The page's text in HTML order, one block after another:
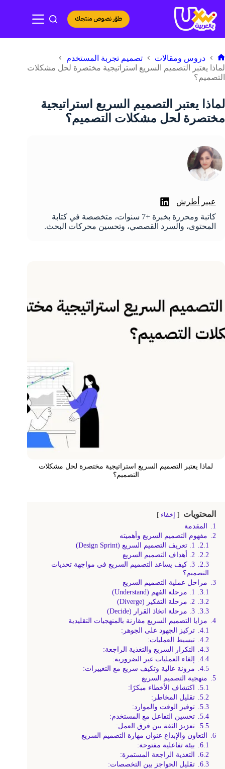
إلى
المحتوى
طوّر نصوص منتجك
الرئيسية
دروس ومقالات
تصميم تجربة المستخدم
لماذا يعتبر التصميم السريع استراتيجية مختصرة لحل مشكلات
التصميم؟
لماذا يعتبر التصميم السريع استراتيجية
مختصرة لحل مشكلات التصميم؟
عبير أطرش
كاتبة ومحررة بخبرة +7 سنوات، متخصصة في كتابة
المحتوى، والسرد القصصي، وتحسين محركات البحث.
لماذا يعتبر التصميم السريع استراتيجية مختصرة لحل مشكلات
التصميم؟
المحتويات إخفاء
1.
المقدمة
2.
مفهوم التصميم السريع وأهميته
2.1.
1. تعريف التصميم السريع (Design Sprint)
2.2.
2. أهداف التصميم السريع
2.3.
3. كيف يساعد التصميم السريع في مواجهة تحديات
التصميم؟
3.
مراحل عملية التصميم السريع
3.1.
1. مرحلة الفهم (Understand)
3.2.
2. مرحلة التفكير (Diverge)
3.3.
3. مرحلة اتخاذ القرار (Decide)
4.
مزايا التصميم السريع مقارنة بالمنهجيات التقليدية
4.1.
تركيز الجهود على الجوهر:
4.2.
تبسيط العمليات:
4.3.
التكرار السريع والتغذية الراجعة:
4.4.
إلغاء العمليات غير الضرورية:
4.5.
مرونة عالية وتكيف سريع مع التغييرات:
5.
منهجية التصميم السريع
5.1.
اكتشاف الأخطاء مبكرًا:
5.2.
تقليل المخاطر:
5.3.
توفير الوقت والموارد:
5.4.
تحسين التفاعل مع المستخدم:
5.5.
تعزيز الثقة بين فرق العمل:
6.
التعاون والإبداع عنوان مهارة التصميم السريع
6.1.
بيئة تفاعلية مفتوحة:
6.2.
التغذية الراجعة المستمرة:
6.3.
تقليل الحواجز بين التخصصات: